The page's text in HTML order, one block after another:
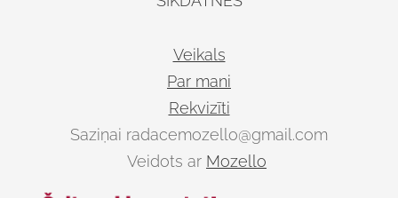
Veikals
Par mani
Rekvizīti
Saziņai radacemozello@gmail.com
Veidots ar Mozello